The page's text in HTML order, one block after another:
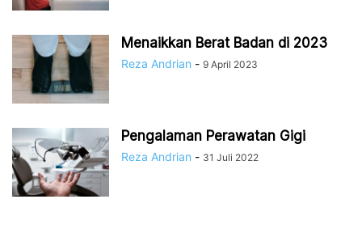
Menaikkan Berat Badan di 2023
Reza Andrian - 9 April 2023
Pengalaman Perawatan Gigi
Reza Andrian - 31 Juli 2022